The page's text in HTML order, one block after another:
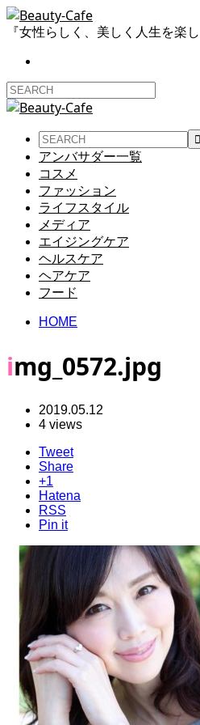
『女性らしく、美しく人生を楽
アンバサダー一覧
コスメ
ファッション
ライフスタイル
メディア
エイジングケア
ヘルスケア
ヘアケア
フード
HOME
img_0572.jpg
2019.05.12
4 views
Tweet
Share
+1
Hatena
RSS
Pin it